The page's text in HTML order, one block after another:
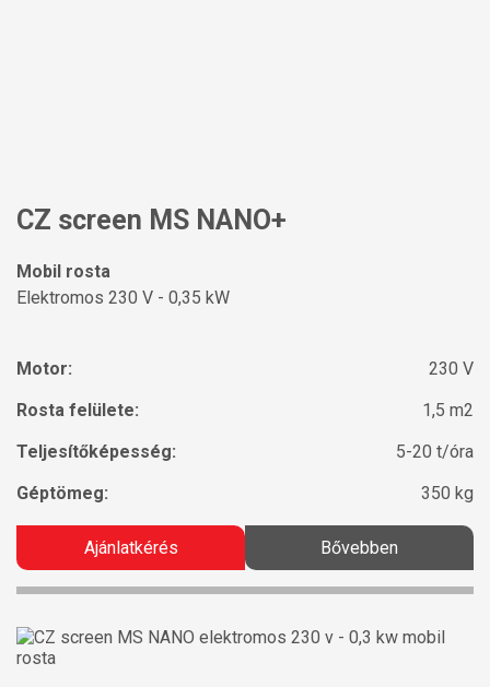
CZ screen MS NANO+
Mobil rosta
Elektromos 230 V - 0,35 kW
Motor:
230 V
Rosta felülete:
1,5 m2
Teljesítőképesség:
5-20 t/óra
Géptömeg:
350 kg
Ajánlatkérés Bővebben